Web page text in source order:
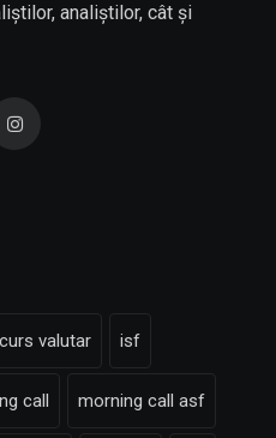
analiștilor, cât și
curs valutar isf
call morning call asf